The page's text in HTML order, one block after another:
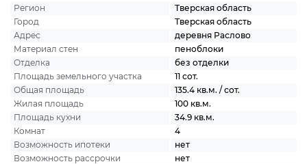
Регион
Тверская область
Город
Тверская область
Адрес
деревня Раслово
Материал стен
пеноблоки
Отделка
без отделки
Площадь земельного участка
11 сот.
Общая площадь
135.4 кв.м. / сот.
Жилая площадь
100 кв.м.
Площадь кухни
34.9 кв.м.
Комнат
4
Возможность ипотеки
нет
Возможность рассрочки
нет